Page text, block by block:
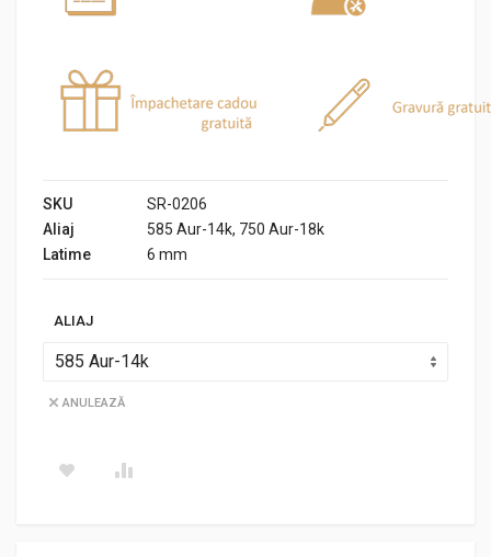
SKU
SR-0206
Aliaj
585 Aur-14k, 750 Aur-18k
Latime
6 mm
ALIAJ
ANULEAZĂ